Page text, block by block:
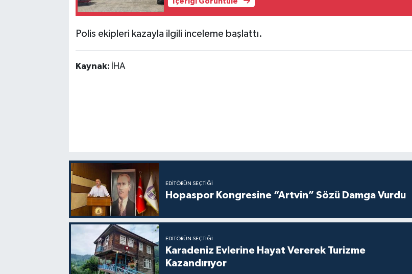
Polis ekipleri kazayla ilgili inceleme başlattı.
Kaynak: İHA
EDITÖRÜN SEÇTIĞI
Hopaspor Kongresine “Artvin” Sözü Damga Vurdu
EDITÖRÜN SEÇTIĞI
Karadeniz Evlerine Hayat Vererek Turizme
Kazandırıyor